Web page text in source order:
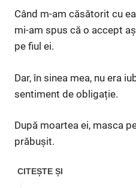
Când m-am căsătorit cu
mi-am spus că o accept
pe fiul ei.
Dar, în sinea mea, nu era
sentiment de obligație.
După moartea ei, masca
prăbușit.